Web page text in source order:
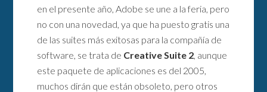
en el presente año, Adobe se une a la feria, pero
no con una novedad, ya que ha puesto gratis una
de las suites más exitosas para la compañía de
software, se trata de Creative Suite 2, aunque
este paquete de aplicaciones es del 2005,
muchos dirán que están obsoleto, pero otros